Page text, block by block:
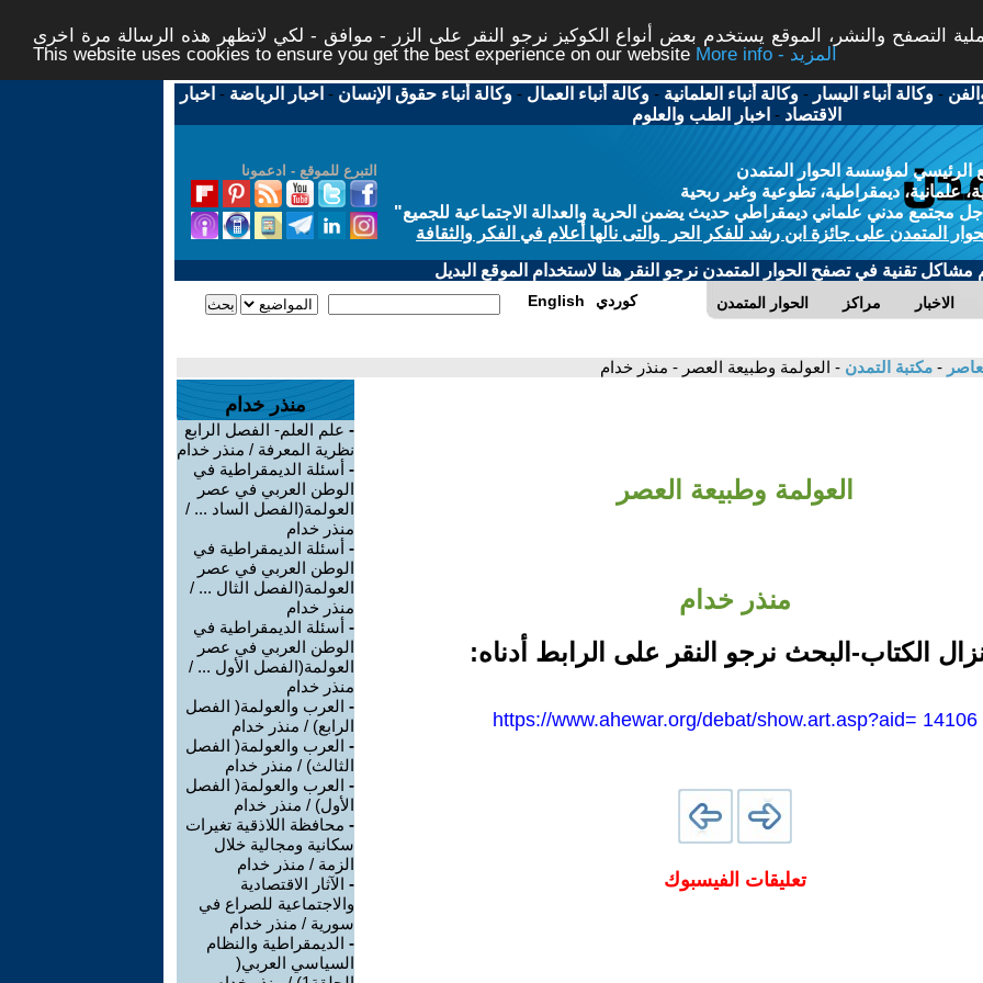
التصفح والنشر، الموقع يستخدم بعض أنواع الكوكيز نرجو النقر على الزر - موافق - لكي لاتظهر هذه الرسالة مرة اخرى -
This website uses cookies to ensure you get the best experience on our website
More info - المزيد
-وكالة أنباء اليسار -وكالة أنباء العلمانية -وكالة أنباء العمال -وكالة أنباء حقوق الإنسان - اخبار الرياضة - اخبار
الاقتصاد - اخبار الطب والعلوم
التبرع للموقع - ادعمونا
الرئيسي لمؤسسة الحوار المتمدن
علمانية، ديمقراطية، تطوعية وغير ربحية
مجتمع مدني علماني ديمقراطي حديث يضمن الحرية والعدالة الاجتماعية للجميع"
المتمدن على جائزة ابن رشد للفكر الحر والتى نالها أعلام في الفكر والثقافة
مشاكل تقنية في تصفح الحوار المتمدن نرجو النقر هنا لاستخدام الموقع البديل
الحوار المتمدن مراكز الاخبار English كوردي
- مكتبة التمدن - العولمة وطبيعة العصر - منذر خدام
العولمة وطبيعة العصر
منذر خدام
الكتاب-البحث نرجو النقر على الرابط أدناه:
https://www.ahewar.org/debat/show.art.asp?aid= 14106
تعليقات الفيسبوك
منذر خدام
- علم العلم- الفصل الرابع
نظرية المعرفة / منذر خدام
- أسئلة الديمقراطية في
الوطن العربي في عصر
العولمة(الفصل الساد ... /
منذر خدام
- أسئلة الديمقراطية في
الوطن العربي في عصر
العولمة(الفصل الثال ... /
منذر خدام
- أسئلة الديمقراطية في
الوطن العربي في عصر
العولمة(الفصل الأول ... /
منذر خدام
- العرب والعولمة( الفصل
الرابع) / منذر خدام
- العرب والعولمة( الفصل
الثالث) / منذر خدام
- العرب والعولمة( الفصل
الأول) / منذر خدام
- محافظة اللاذقية تغيرات
سكانية ومجالية خلال
الزمة / منذر خدام
- الآثار الاقتصادية
والاجتماعية للصراع في
سورية / منذر خدام
- الديمقراطية والنظام
السياسي العربي(